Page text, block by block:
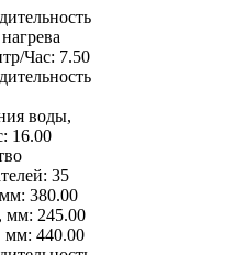
Час: 7.50
воды,
16.00
35
380.00
245.00
мм: 440.00